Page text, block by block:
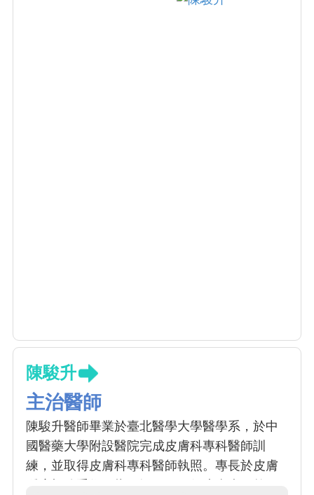
陳駿升
主治醫師
陳駿升醫師畢業於臺北醫學大學醫學系，於中
國醫藥大學附設醫院完成皮膚科專科醫師訓
練，並取得皮膚科專科醫師執照。專長於皮膚